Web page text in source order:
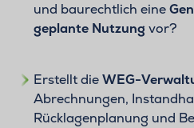
und baurechtlich eine
geplante Nutzung vor?
Erstellt dieWEG-
Abrechnungen,
Rücklagenplanung und